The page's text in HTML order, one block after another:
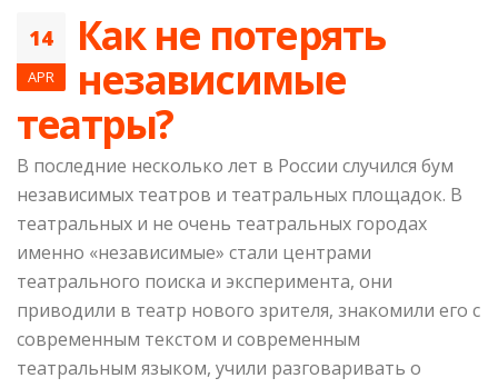
14
APR
Как не потерять
независимые
театры?
В последние несколько лет в России случился бум
независимых театров и театральных площадок. В
театральных и не очень театральных городах
именно «независимые» стали центрами
театрального поиска и эксперимента, они
приводили в театр нового зрителя, знакомили его с
современным текстом и современным
театральным языком, учили разговаривать о